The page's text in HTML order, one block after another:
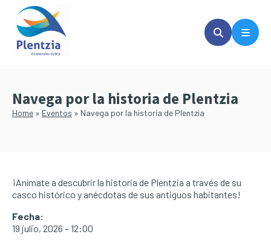
Saltar
contenido
principal
Saltar
Navega por la historia de Plentzia
Home » Eventos » Navega por la historia de Plentzia
¡Anímate a descubrir la historia de Plentzia a través de su
casco histórico y anécdotas de sus antiguos habitantes!
Fecha:
19 julio, 2026 – 12:00